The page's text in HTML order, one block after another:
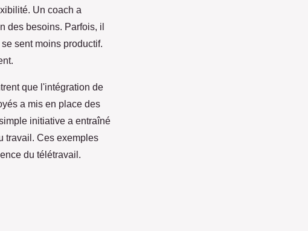
Un coach a
des besoins. Parfois, il
sent moins productif.
que l'intégration de
a mis en place des
initiative a entraîné
travail. Ces exemples
du télétravail.